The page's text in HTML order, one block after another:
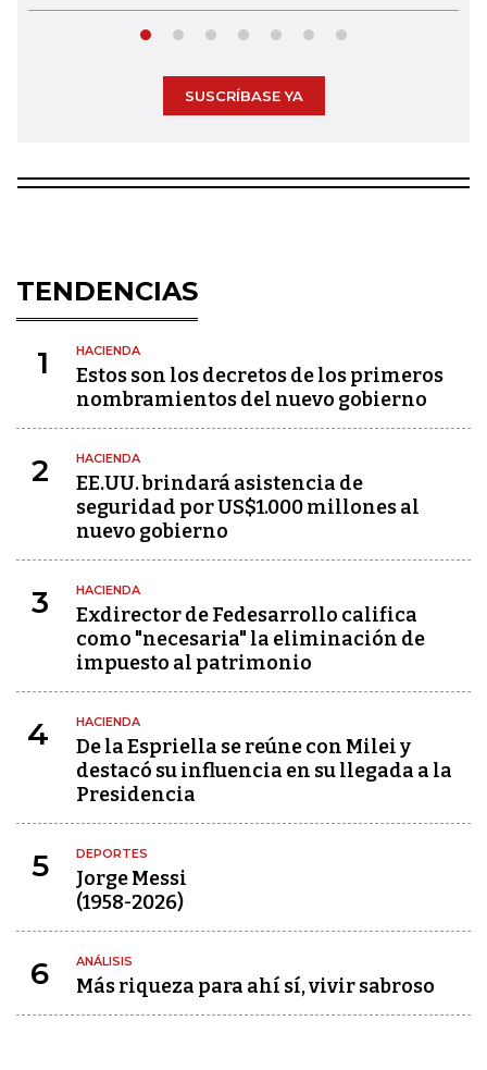
SUSCRÍBASE YA
TENDENCIAS
1 HACIENDA
Estos son los decretos de los primeros
nombramientos del nuevo gobierno
2 HACIENDA
EE.UU. brindará asistencia de
seguridad por US$1.000 millones al
nuevo gobierno
3 HACIENDA
Exdirector de Fedesarrollo califica
como "necesaria" la eliminación de
impuesto al patrimonio
4 HACIENDA
De la Espriella se reúne con Milei y
destacó su influencia en su llegada a la
Presidencia
5 DEPORTES
Jorge Messi
(1958-2026)
6 ANÁLISIS
Más riqueza para ahí sí, vivir sabroso